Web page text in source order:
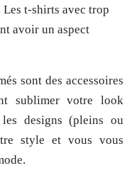
t-shirts avec trop
avoir un aspect
sont des accessoires
sublimer votre look
designs (pleins ou
style et vous vous